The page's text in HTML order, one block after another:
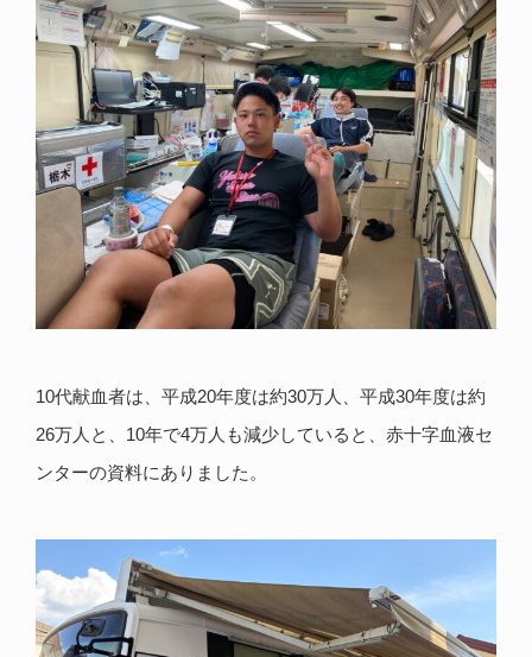
10代献血者は、平成20年度は約30万人、平成30年度は約
26万人と、10年で4万人も減少していると、赤十字血液セ
ンターの資料にありました。